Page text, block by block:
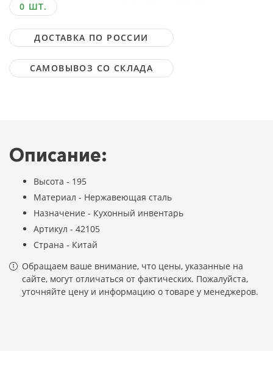
0 ШТ.
ДОСТАВКА ПО РОССИИ
САМОВЫВОЗ СО СКЛАДА
Описание:
Высота - 195
Материал - Нержавеющая сталь
Назначение - Кухонный инвентарь
Артикул - 42105
Страна - Китай
Обращаем ваше внимание, что цены, указанные на
сайте, могут отличаться от фактических. Пожалуйста,
уточняйте цену и информацию о товаре у менеджеров.